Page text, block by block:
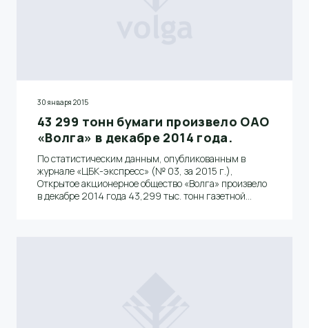
30 января 2015
43 299 тонн бумаги произвело ОАО
«Волга» в декабре 2014 года.
По статистическим данным, опубликованным в
журнале «ЦБК-экспресс» (№ 03, за 2015 г.),
Открытое акционерное общество «Волга» произвело
в декабре 2014 года 43,299 тыс. тонн газетной